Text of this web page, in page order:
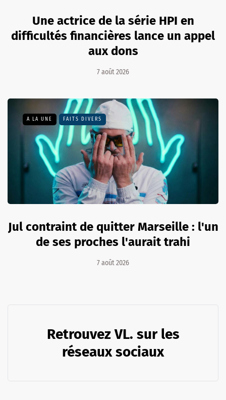
Une actrice de la série HPI en
difficultés financières lance un appel
aux dons
7 août 2026
A LA UNE FAITS DIVERS
Jul contraint de quitter Marseille : l'un
de ses proches l'aurait trahi
7 août 2026
Retrouvez VL. sur les
réseaux sociaux